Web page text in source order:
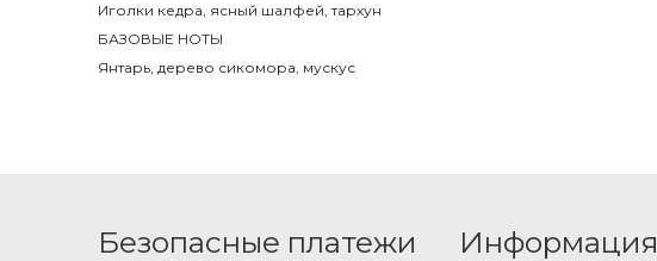
Иголки кедра, ясный шалфей, тархун
БАЗОВЫЕ НОТЫ
Янтарь, дерево сикомора, мускус
Безопасные платежи
Информация